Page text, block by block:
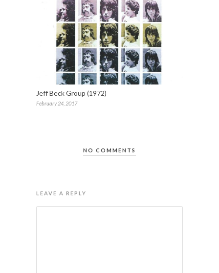
Jeff Beck Group (1972)
February 24, 2017
NO COMMENTS
LEAVE A REPLY